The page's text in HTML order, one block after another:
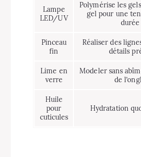
Lampe
LED/UV
Polymérise les
gel pour une
durée
Pinceau
fin
Réaliser des
détails
Lime en
verre
Modeler sans
de
Huile
pour
cuticules
Hydratation